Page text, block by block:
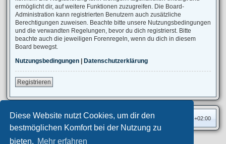
Diese Website nutzt Cookies, um dir den
bestmöglichen Komfort bei der Nutzung zu
bieten. Mehr erfahren
ermöglicht dir, auf weitere Funktionen zuzugreifen. Die Board-
Administration kann registrierten Benutzern auch zusätzliche
Berechtigungen zuweisen. Beachte bitte unsere Nutzungsbedingungen
und die verwandten Regelungen, bevor du dich registrierst. Bitte
beachte auch die jeweiligen Forenregeln, wenn du dich in diesem
Board bewegst.
Nutzungsbedingungen | Datenschutzerklärung
Registrieren
Foren-Übersicht Alle Zeiten sind UTC+02:00